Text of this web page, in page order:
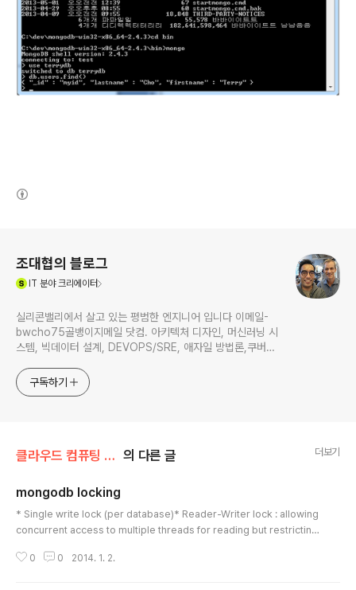
조대협의 블로그
IT 분야 크리에이터
실리콘밸리에서 살고 있는 평범한 엔지니어 입니다 이메일-
bwcho75골뱅이지메일 닷컴. 아키텍처 디자인, 머신러닝 시
스템, 빅데이터 설계, DEVOPS/SRE, 애자일 방법론,쿠버네
한 기술 멘토링과 강의 진행합니다. Linkedin :
https://www.linkedin.com/in/terrycho75/
구독하기
클라우드 컴퓨팅 & NoSQL/MongoDB 의 다른 글 더보기
mongodb locking
* Single write lock (per database)* Reader-Writer lock : allowing
concurrent access to multiple threads for reading but restricting
ource (from wikipedia) In computer science, a readers-writer or
0 0 2014. 1. 2.